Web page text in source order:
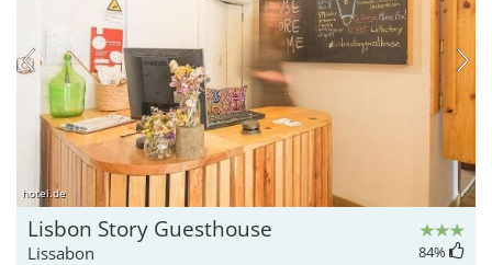
hotel.de
Lisbon Story Guesthouse
Lissabon 84%